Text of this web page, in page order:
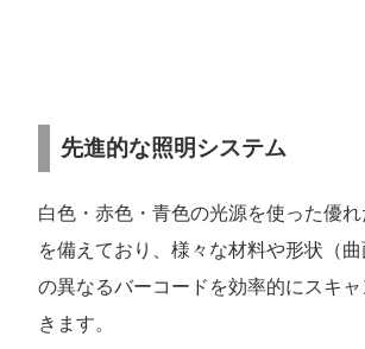
先進的な照明システム
白色・赤色・青色の光源を使った優
を備えており、様々な材料や形状（
の異なるバーコードを効率的にスキ
きます。